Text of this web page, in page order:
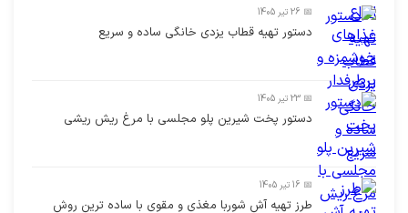
📅 26 تیر 1405
دستور تهیه قطاب یزدی خانگی ساده و سریع
📅 23 تیر 1405
دستور پخت شیرین پلو مجلسی با مرغ ریش ریشی
📅 16 تیر 1405
طرز تهیه آش شوربا مغذی و مقوی با ساده ترین روش